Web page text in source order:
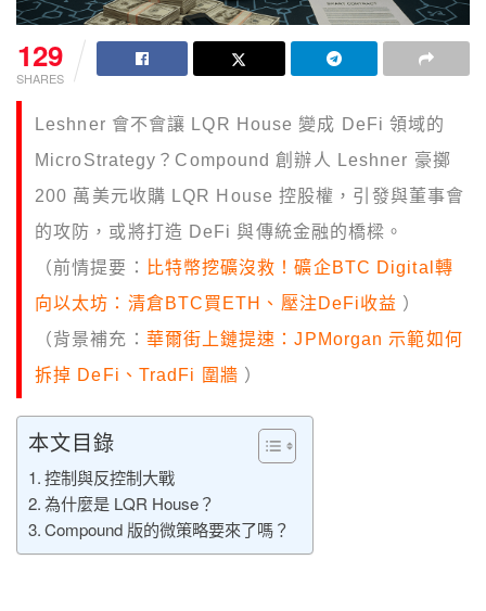
129
SHARES
Leshner 會不會讓 LQR House 變成 DeFi 領域的
MicroStrategy？Compound 創辦人 Leshner 豪擲
200 萬美元收購 LQR House 控股權，引發與董事會
的攻防，或將打造 DeFi 與傳統金融的橋樑。
（前情提要：
比特幣挖礦沒救！礦企BTC Digital轉
向以太坊：清倉BTC買ETH、壓注DeFi收益 ）
（背景補充： 華爾街上鏈提速：JPMorgan 示範如何
拆掉 DeFi、TradFi 圍牆 ）
本文目錄
控制與反控制大戰
為什麼是 LQR House？
Compound 版的微策略要來了嗎？